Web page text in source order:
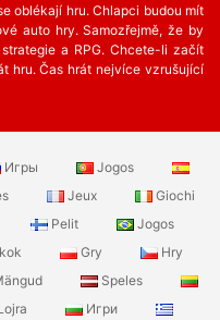
oblékají hru. Chlapci budou mít
auto hry. Samozřejmě, že by
a RPG. Chcete-li začít
hru. Čas hrát nejvíce vzrušující
Игры
Jogos
Jeux
Giochi
Pelit
Jogos
Gry
Hry
Speles
Игри